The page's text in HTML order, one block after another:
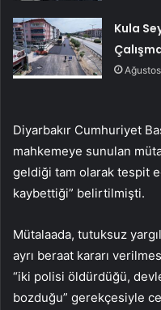
Kula
Diyarbakır Cumhuriyet
mahkemeye sunulan
geldiği tam olarak tespit
kaybettiği” belirtilmişti.
Mütalaada, tutuksuz
ayrı beraat kararı
“iki polisi öldürdüğü,
bozduğu” gerekçesiyle